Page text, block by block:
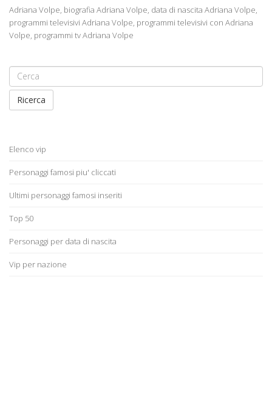
Adriana Volpe, biografia Adriana Volpe, data di nascita Adriana Volpe,
programmi televisivi Adriana Volpe, programmi televisivi con Adriana
Volpe, programmi tv Adriana Volpe
Ricerca
Elenco vip
Personaggi famosi piu' cliccati
Ultimi personaggi famosi inseriti
Top 50
Personaggi per data di nascita
Vip per nazione